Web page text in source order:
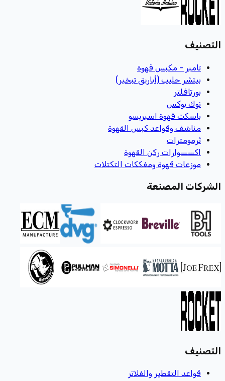
التصنيف
تامبر - مكبس قهوة
بيتشر حليب (أباريق تبخير)
بورتافلتر
نوك بوكس
باسكت قهوة اسبريسو
مناشف وقواعد كبس القهوة
ثرمومترات
اكسسوارات ركن القهوة
موزعات قهوة ومفككات التكتلات
الشركات المصنعة
التصنيف
قواعد التقطير والفلاتر